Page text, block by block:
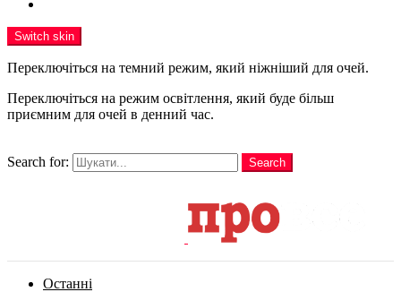
Switch skin
Переключіться на темний режим, який ніжніший для очей.
Переключіться на режим освітлення, який буде більш
приємним для очей в денний час.
Search for:
Search
Останні